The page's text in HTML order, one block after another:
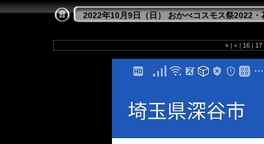
2022年10月9日（日） おかべコスモス祭2022・
« | < | 16 | 17